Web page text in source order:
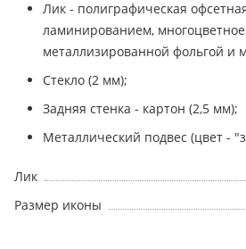
Лик - полиграфическая
ламинированием,
металлизированной фольгой и
Стекло (2 мм);
Задняя стенка - картон (2,5 мм);
Металлический подвес (цвет -
Лик
Размер иконы